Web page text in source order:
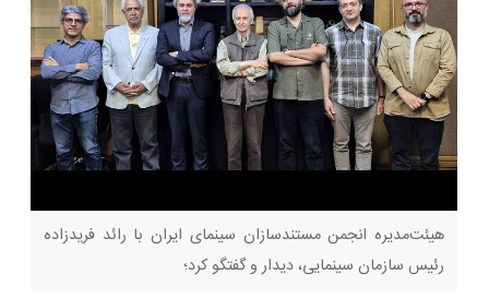
هیئت‌مدیره انجمن مستندسازان سینمای ایران با رائد فریدزاده
رئیس سازمان سینمایی، دیدار و گفتگو کرد؛